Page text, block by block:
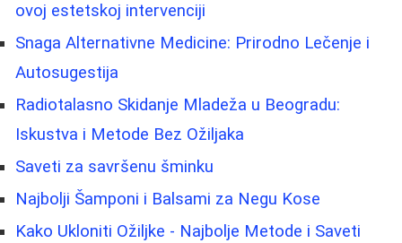
ovoj estetskoj intervenciji
Snaga Alternativne Medicine: Prirodno Lečenje i
Autosugestija
Radiotalasno Skidanje Mladeža u Beogradu:
Iskustva i Metode Bez Ožiljaka
Saveti za savršenu šminku
Najbolji Šamponi i Balsami za Negu Kose
Kako Ukloniti Ožiljke - Najbolje Metode i Saveti